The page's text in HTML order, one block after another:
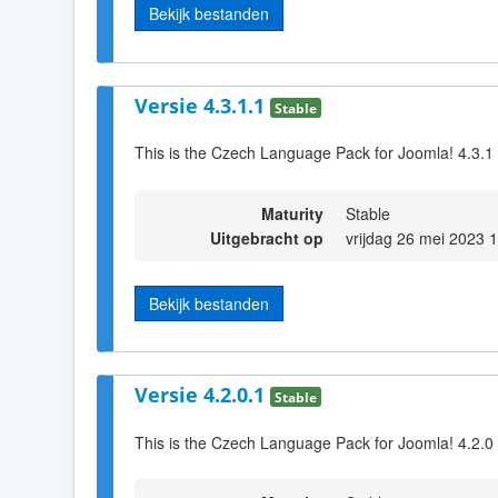
Bekijk bestanden
Versie 4.3.1.1 Stable
This is the Czech Language Pack for Joomla! 4.3.1
Maturity
Stable
Uitgebracht op
vrijdag 26 mei 2023
Bekijk bestanden
Versie 4.2.0.1 Stable
This is the Czech Language Pack for Joomla! 4.2.0